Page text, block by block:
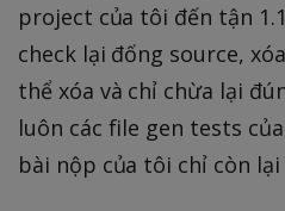
project của tôi đến tận
check lại đống source,
thể xóa và chỉ chừa lại
luôn các file gen tests
bài nộp của tôi chỉ còn lại